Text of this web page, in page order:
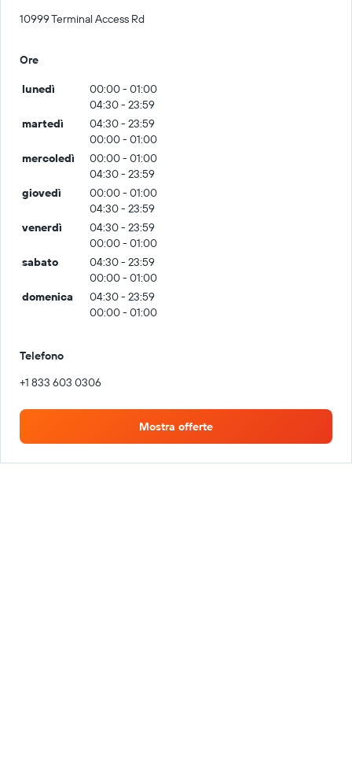
10999 Terminal Access Rd
Ore
lunedì
00:00 - 01:00
04:30 - 23:59
martedì
04:30 - 23:59
00:00 - 01:00
mercoledì
00:00 - 01:00
04:30 - 23:59
giovedì
00:00 - 01:00
04:30 - 23:59
venerdì
04:30 - 23:59
00:00 - 01:00
sabato
04:30 - 23:59
00:00 - 01:00
domenica
04:30 - 23:59
00:00 - 01:00
Telefono
+1 833 603 0306
Mostra offerte